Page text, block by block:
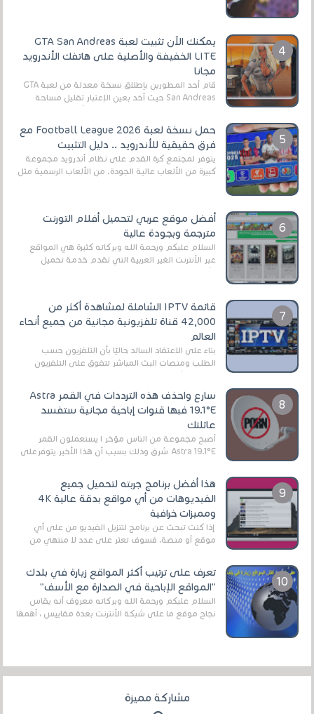
يمكنك الآن تثبيت لعبة GTA San Andreas
LITE الخفيفة والأصلية على هاتفك الأندرويد
مجانا
قام أحد المطورين بإطلاق نسخة معدلة من لعبة GTA
San Andreas حيث أخد بعين الإعتبار تقليل مساحة
حمل نسخة لعبة Football League 2026 مع
فرق حقيقية للأندرويد .. دليل التثبيت
يتوفر لمجتمع كرة القدم على نظام أندرويد مجموعة
كبيرة من الألعاب عالية الجودة. من الألعاب الرسمية مثل
أفضل موقع عربي لتحميل أفلام التورنت
مترجمة وبجودة عالية
السلام عليكم ورحمة الله وبركاته كثيرة هي المواقع
عبر الأنترنت الغير العربية التي تقدم خدمة تحميل
الأفلام على التورنت ، ومعظم هذه المواقع ل...
قائمة IPTV الشاملة لمشاهدة أكثر من
42,000 قناة تلفزيونية مجانية من جميع أنحاء
العالم
بناءً على الاعتقاد السائد حاليًا بأن التلفزيون حسب
الطلب ومنصات البث المباشر تتفوق على التلفزيون
الرقمي الأرضي التقليدي، يُعدّ IPTV-org خيار...
سارع واحذف هذه الترددات في القمر Astra
19.1°E فبها قنوات إباحية مجانية ستفسد
عائلتك
أصبح مجموعة من الناس مؤخر ا يستعملون القمر
Astra 19.1°E شرق وذلك بسبب أن هذا الأخير يتوفرعلى
هذا أفضل برنامج جربته لتحميل جميع
الفيديوهات من أي مواقع بدقة عالية 4K
ومميزات خرافية
إذا كنت تبحث عن برنامج لتنزيل الفيديو من على أي
موقع أو منصة، فسوف تعثر على عدد لا منتهي من
تعرف على ترتيب أكثر المواقع زيارة في بلدك
"المواقع الإباحية في الصدارة مع الأسف"
السلام عليكم ورحمة الله وبركاته معروف أنه يقاس
نجاح موقع ما على شبكة الأنترنت بعدة مقاييس ، أهمها
مشاركة مميزة